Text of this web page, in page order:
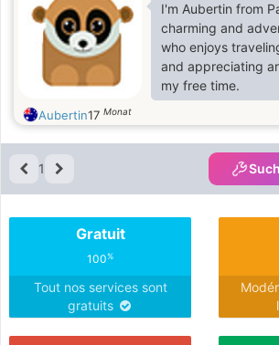
I'm Aubertin from
charming and
who enjoys
and appreciating
my free time.
Aubertin17 Monat
1
Gratuit
100%
Tout nos services sont
gratuits